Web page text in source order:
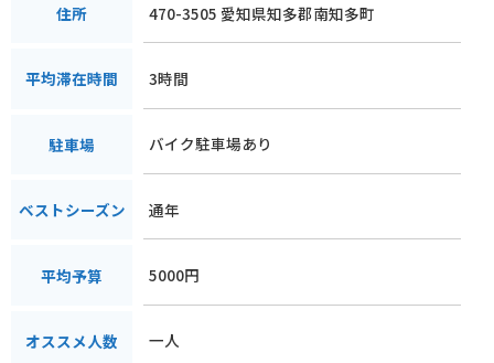
住所 470-3505 愛知県知多郡南知多町
平均滞在時間 3時間
駐車場 バイク駐車場あり
ベストシーズン 通年
平均予算 5000円
オススメ人数 一人